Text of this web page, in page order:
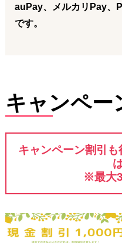
auPay、メルカリPay、
です。
キャンペー
キャンペーン割引
※最大